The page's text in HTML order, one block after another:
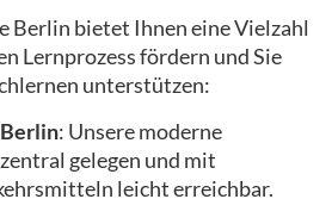
Berlin bietet Ihnen eine Vielzahl
Lernprozess fördern und Sie
unterstützen:
: Unsere moderne
gelegen und mit
leicht erreichbar.